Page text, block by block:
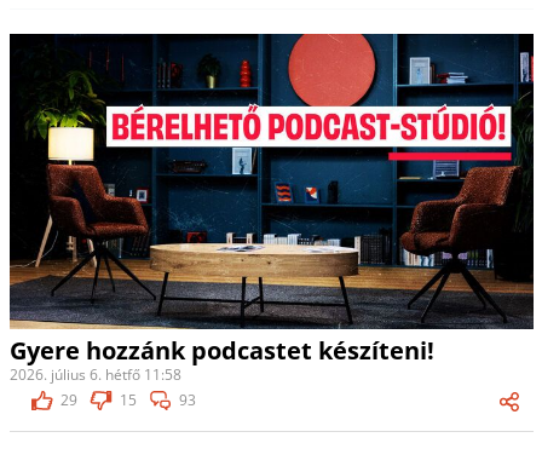
Gyere hozzánk podcastet készíteni!
2026. július 6. hétfő 11:58
29
15 93